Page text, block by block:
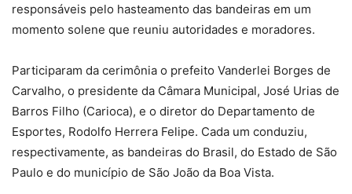
responsáveis pelo hasteamento das bandeiras em um
momento solene que reuniu autoridades e moradores.
Participaram da cerimônia o prefeito Vanderlei Borges de
Carvalho, o presidente da Câmara Municipal, José Urias de
Barros Filho (Carioca), e o diretor do Departamento de
Esportes, Rodolfo Herrera Felipe. Cada um conduziu,
respectivamente, as bandeiras do Brasil, do Estado de São
Paulo e do município de São João da Boa Vista.